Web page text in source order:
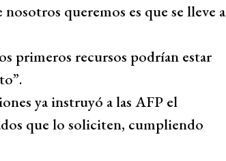
queremos es que se lleve a
primeros recursos podrían estar
ya instruyó a las AFP el
que lo soliciten, cumpliendo